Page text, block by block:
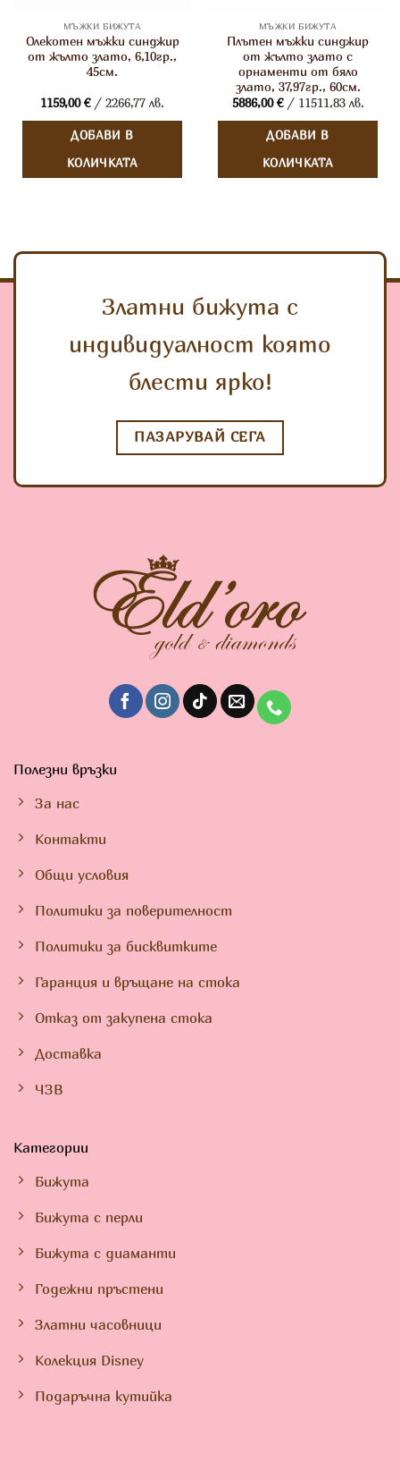
МЪЖКИ БИЖУТА
Олекотен мъжки синджир
от жълто злато, 6,10гр.,
45см.
1159,00€/ 2266,77 лв.
ДОБАВИ В
КОЛИЧКАТА
МЪЖКИ БИЖУТА
Плътен мъжки синджир
от жълто злато с
орнаменти от бяло
злато, 37,97гр., 60см.
5886,00€/ 11511,83 лв.
ДОБАВИ В
КОЛИЧКАТА
Златни бижута с
индивидуалност която
блести ярко!
ПАЗАРУВАЙ СЕГА
Полезни връзки
За нас
Контакти
Общи условия
Политики за поверителност
Политики за бисквитките
Гаранция и връщане на стока
Отказ от закупена стока
Доставка
ЧЗВ
Категории
Бижута
Бижута с перли
Бижута с диаманти
Годежни пръстени
Златни часовници
Колекция Disney
Подаръчна кутийка